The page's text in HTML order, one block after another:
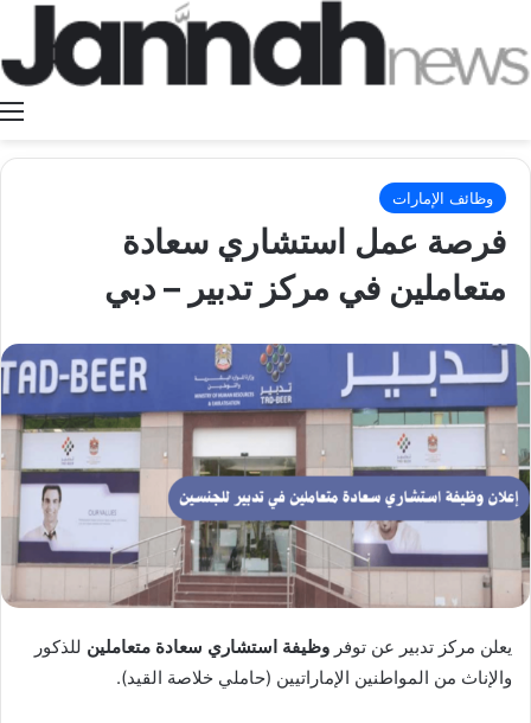
وظائف الإمارات
فرصة عمل استشاري سعادة
متعاملين في مركز تدبير – دبي
يعلن مركز تدبير عن توفر وظيفة استشاري سعادة متعاملين للذكور
والإناث من المواطنين الإماراتيين (حاملي خلاصة القيد).